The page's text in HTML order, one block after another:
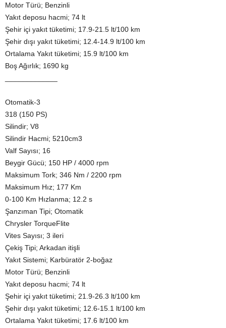
Motor Türü; Benzinli
Yakıt deposu hacmi; 74 lt
Şehir içi yakıt tüketimi; 17.9-21.5 lt/100 km
Şehir dışı yakıt tüketimi; 12.4-14.9 lt/100 km
Ortalama Yakıt tüketimi; 15.9 lt/100 km
Boş Ağırlık; 1690 kg
Otomatik-3
318 (150 PS)
Silindir; V8
Silindir Hacmi; 5210cm3
Valf Sayısı; 16
Beygir Gücü; 150 HP / 4000 rpm
Maksimum Tork; 346 Nm / 2200 rpm
Maksimum Hız; 177 Km
0-100 Km Hızlanma; 12.2 s
Şanzıman Tipi; Otomatik
Chrysler TorqueFlite
Vites Sayısı; 3 ileri
Çekiş Tipi; Arkadan itişli
Yakıt Sistemi; Karbüratör 2-boğaz
Motor Türü; Benzinli
Yakıt deposu hacmi; 74 lt
Şehir içi yakıt tüketimi; 21.9-26.3 lt/100 km
Şehir dışı yakıt tüketimi; 12.6-15.1 lt/100 km
Ortalama Yakıt tüketimi; 17.6 lt/100 km